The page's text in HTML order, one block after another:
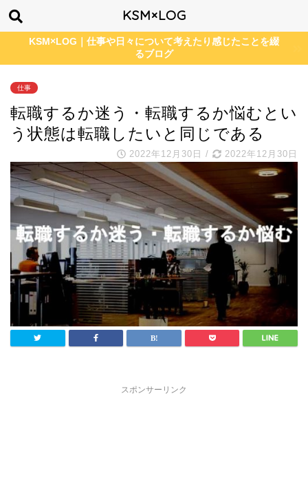
KSM×LOG
KSM×LOG｜仕事や日々について考えたり感じたことを綴
るブログ
仕事
転職するか迷う・転職するか悩むとい
う状態は転職したいと同じである
2022年12月30日 / 2022年12月30日
スポンサーリンク